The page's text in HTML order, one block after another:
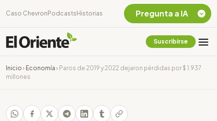
Caso Chevron Podcasts Historias
Suscribirse
Inicio › Economía › Paros de 2019 y 2022 dejaron pérdidas por $ 1.937
millones
Pregunta a IA
Chevron Ecuador